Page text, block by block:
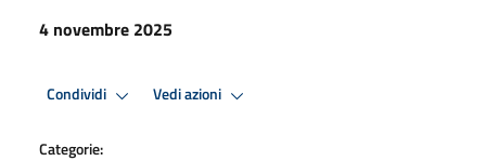
4 novembre 2025
Condividi Vedi azioni
Categorie: